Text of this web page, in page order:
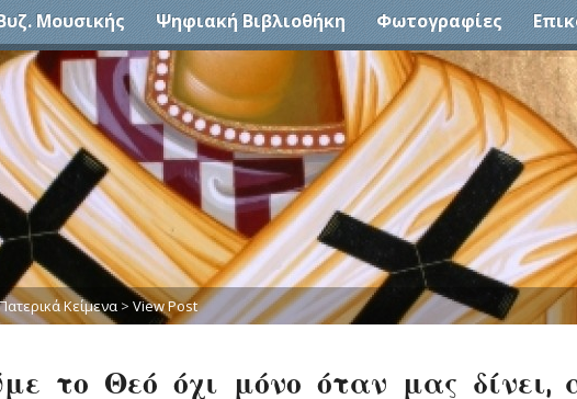
Μουσικής Ψηφιακή Βιβλιοθήκη Φωτογραφίες
Κείμενα > View Post
το Θεό όχι μόνο όταν μας δίνει,